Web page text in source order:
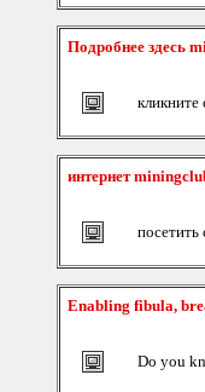
Подробнее здесь
интернет
Enabling fibula,
Do you